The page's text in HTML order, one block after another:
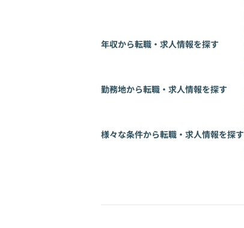
年収から転職・求人情報を探す
勤務地から転職・求人情報を探す
様々な条件から転職・求人情報を探す